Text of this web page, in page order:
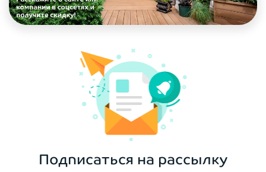
Подписаться на рассылку